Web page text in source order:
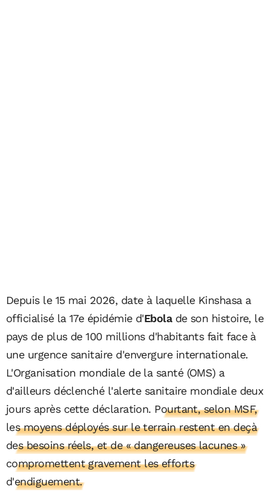
Depuis le 15 mai 2026, date à laquelle Kinshasa a
officialisé la 17e épidémie d'Ebolade son histoire, le
pays de plus de 100 millions d'habitants fait face à
une urgence sanitaire d'envergure internationale.
L'Organisation mondiale de la santé (OMS) a
d'ailleurs déclenché l'alerte sanitaire mondiale deux
jours après cette déclaration. Pourtant, selon MSF,
les moyens déployés sur le terrain restent en deçà
des besoins réels, et de « dangereuses lacunes »
compromettent gravement les efforts
d'endiguement.